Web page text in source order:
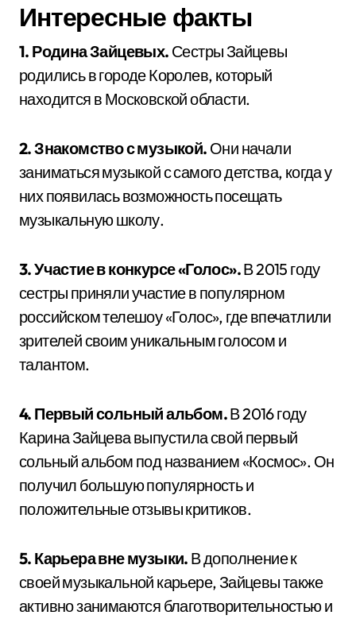
Интересные факты
1. Родина Зайцевых. Сестры Зайцевы
родились в городе Королев, который
находится в Московской области.
2. Знакомство с музыкой. Они начали
заниматься музыкой с самого детства, когда у
них появилась возможность посещать
музыкальную школу.
3. Участие в конкурсе «Голос».В 2015 году
сестры приняли участие в популярном
российском телешоу «Голос», где впечатлили
зрителей своим уникальным голосом и
талантом.
4. Первый сольный альбом.В 2016 году
Карина Зайцева выпустила свой первый
сольный альбом под названием «Космос». Он
получил большую популярность и
положительные отзывы критиков.
5. Карьера вне музыки. В дополнение к
своей музыкальной карьере, Зайцевы также
активно занимаются благотворительностью и